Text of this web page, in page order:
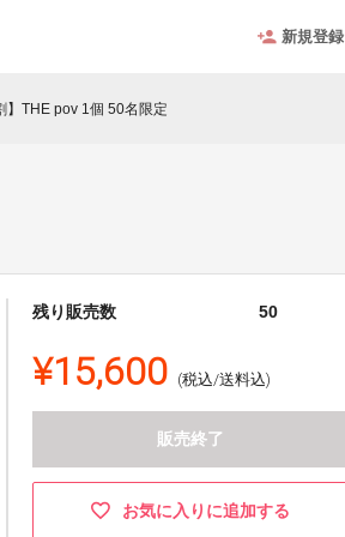
新規登録
】THE pov 1個 50名限定
残り販売数 50
¥15,600 (税込/送料込)
販売終了
お気に入りに追加する